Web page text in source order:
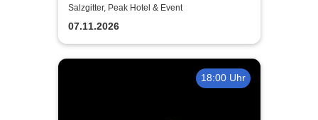
Broadway Night
Salzgitter, Peak Hotel & Event
07.11.2026
18:00 Uhr